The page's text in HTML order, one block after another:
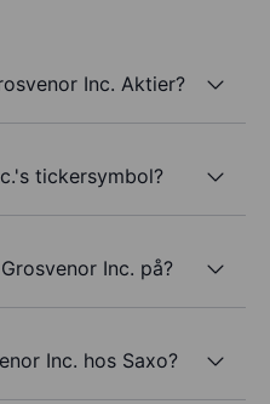
Inc. Aktier?
tickersymbol?
Inc. på?
Inc. hos Saxo?